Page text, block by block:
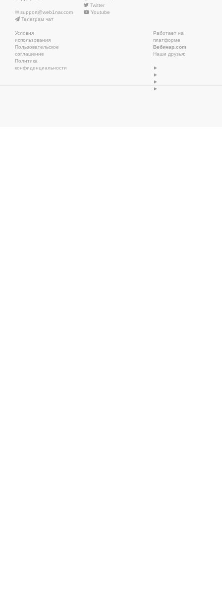
✉ support@web1nar.com
Телеграм чат
Условия
использования
Пользовательское
соглашение
Политика
конфиденциальности
Twitter
Youtube
Работает на
платформе
Вебинар.com
Наши друзья:
►
►
►
►